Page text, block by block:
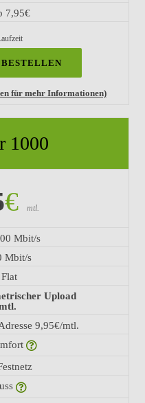
7,95€
BESTELLEN
für mehr Informationen)
1000
€ mtl.
Mbit/s
Mbit/s
Upload
9,95€/mtl.